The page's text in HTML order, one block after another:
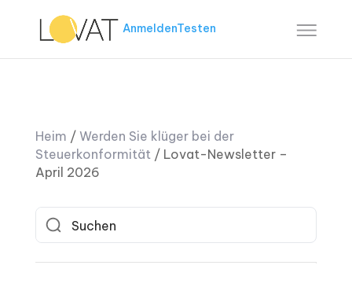
AnmeldenTesten
Heim / Werden Sie klüger bei der
Steuerkonformität/ Lovat-Newsletter –
April 2026